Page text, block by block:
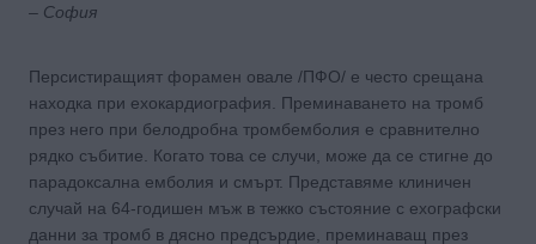
– София
Персистиращият форамен овале /ПФО/ е често срещана
находка при ехокардиография. Преминаването на тромб
през него при белодробна тромбемболия е сравнително
рядко събитие. Когато това се случи, може да се стигне до
парадоксална емболия и смърт. Представяме клиничен
случай на 64-годишен мъж в тежко състояние с ехографски
данни за тромб в дясно предсърдие, преминаващ през